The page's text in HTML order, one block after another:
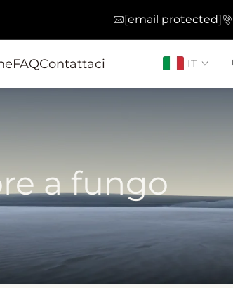
[email protected]
FAQContattaci IT
a fungo